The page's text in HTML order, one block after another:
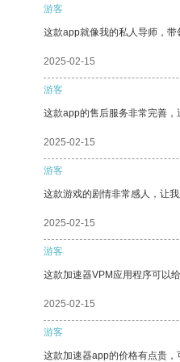
游客
这款app就像我的私人导师，带
2025-02-15
游客
这款app的售后服务非常完善，
2025-02-15
游客
这款游戏的剧情非常感人，让我
2025-02-15
游客
这款加速器VPM应用程序可以
2025-02-15
游客
这款加速器app的价格有点贵，